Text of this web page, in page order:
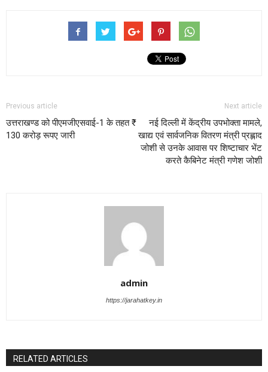
Previous article
उत्तराखण्ड को पीएमजीएसवाई-1 के तहत ₹
130 करोड़ रूपए जारी
Next article
नई दिल्ली में केंद्रीय उपभोक्ता मामले,
खाद्य एवं सार्वजनिक वितरण मंत्री प्रह्लाद
जोशी से उनके आवास पर शिष्टाचार भेंट
करते कैबिनेट मंत्री गणेश जोशी
admin
https://jarahatkey.in
RELATED ARTICLES